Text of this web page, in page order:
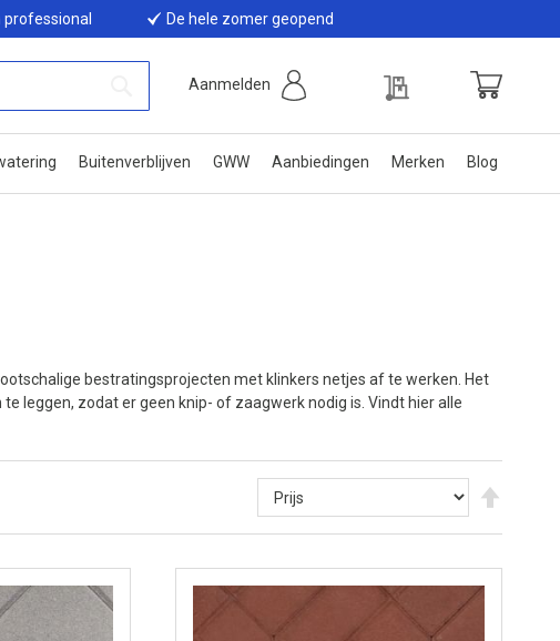
professional De hele zomer geopend
Aanmelden
Buitenverblijven GWW Aanbiedingen Merken Blog
bestratingsprojecten met klinkers netjes af te werken. Het
leggen, zodat er geen knip- of zaagwerk nodig is. Vindt hier alle
laag